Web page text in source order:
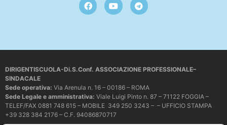
DIRIGENTISCUOLA-Di.S.Conf. ASSOCIAZIONE PROFESSIONALE–
SINDACALE
Sede operativa: Via Arenula n. 16 – 00186 – ROMA
Sede Legale e amministrativa: Viale Luigi Pinto n. 87 – 71122 FOGGIA –
TELEF/FAX 0881 748 615 – MOBILE 349 250 3243 – – UFFICIO STAMPA
+39 328 384 2176 – C.F. 94086870717